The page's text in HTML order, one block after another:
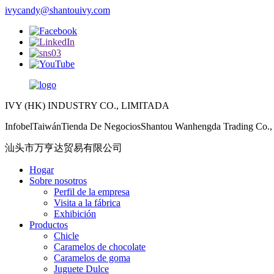
ivycandy@shantouivy.com
IVY (HK) INDUSTRY CO., LIMITADA
InfobelTaiwánTienda De NegociosShantou Wanhengda Trading
汕头市万亨达贸易有限公司
Hogar
Sobre nosotros
Perfil de la empresa
Visita a la fábrica
Exhibición
Productos
Chicle
Caramelos de chocolate
Caramelos de goma
Juguete Dulce